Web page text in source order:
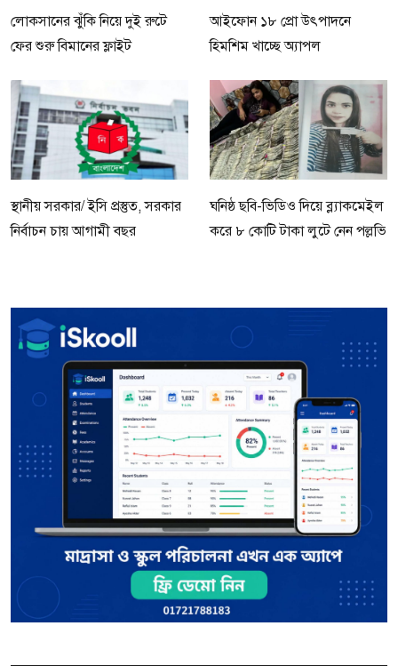
লোকসানের ঝুঁকি নিয়ে দুই রুটে
ফের শুরু বিমানের ফ্লাইট
আইফোন ১৮ প্রো উৎপাদনে
হিমশিম খাচ্ছে অ্যাপল
স্থানীয় সরকার/ ইসি প্রস্তুত, সরকার
নির্বাচন চায় আগামী বছর
ঘনিষ্ঠ ছবি-ভিডিও দিয়ে ব্ল্যাকমেইল
করে ৮ কোটি টাকা লুটে নেন পল্লভি